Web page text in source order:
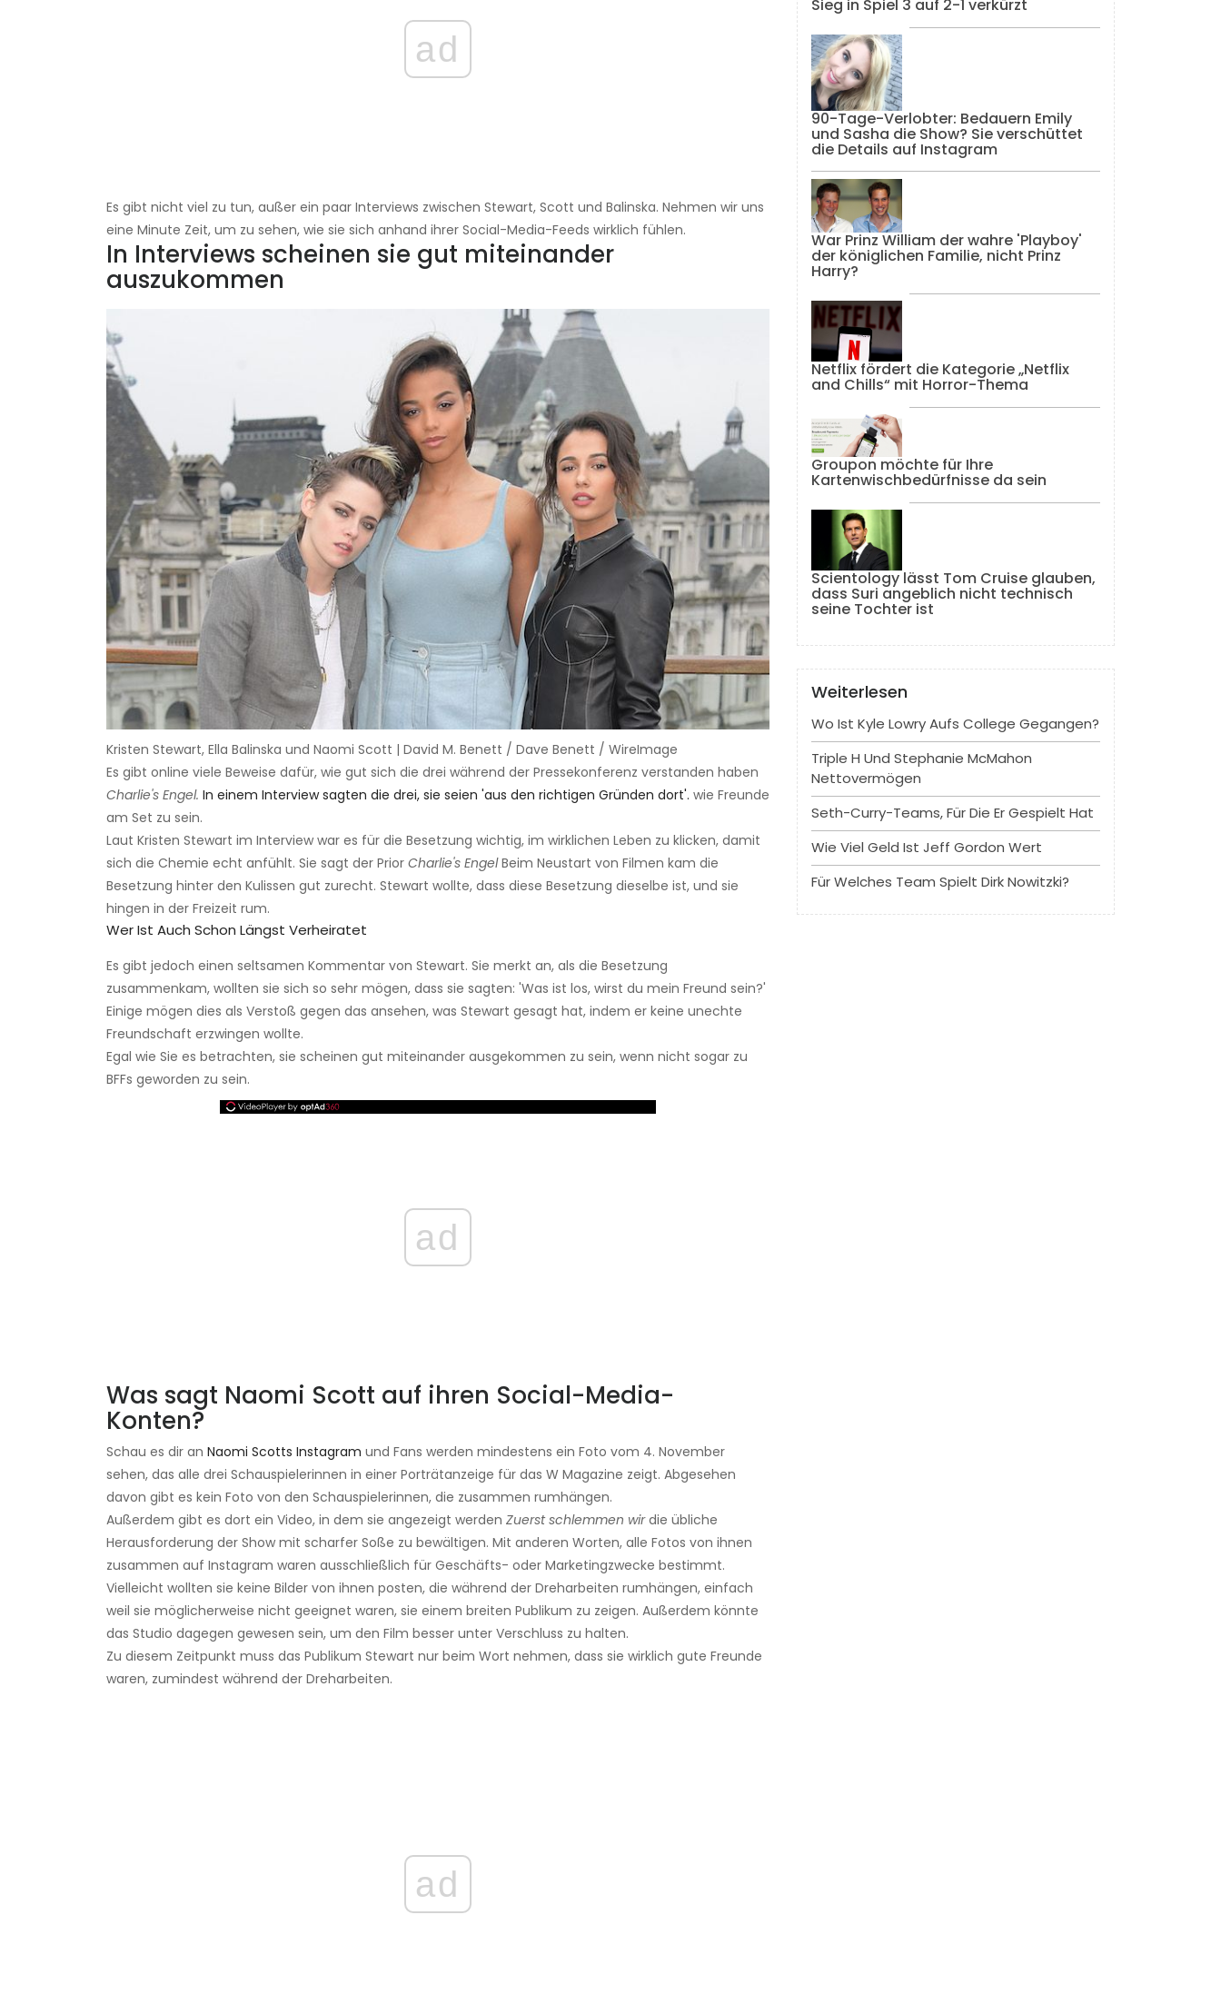
ad
Es gibt nicht viel zu tun, außer ein paar Interviews zwischen Stewart, Scott und Balinska. Nehmen wir uns
eine Minute Zeit, um zu sehen, wie sie sich anhand ihrer Social-Media-Feeds wirklich fühlen.
In Interviews scheinen sie gut miteinander
auszukommen
Kristen Stewart, Ella Balinska und Naomi Scott | David M. Benett / Dave Benett / WireImage
Es gibt online viele Beweise dafür, wie gut sich die drei während der Pressekonferenz verstanden haben
Charlie's Engel. In einem Interview sagten die drei, sie seien 'aus den richtigen Gründen dort'. wie Freunde
am Set zu sein.
Laut Kristen Stewart im Interview war es für die Besetzung wichtig, im wirklichen Leben zu klicken, damit
sich die Chemie echt anfühlt. Sie sagt der Prior Charlie's EngelBeim Neustart von Filmen kam die
Besetzung hinter den Kulissen gut zurecht. Stewart wollte, dass diese Besetzung dieselbe ist, und sie
hingen in der Freizeit rum.
Wer Ist Auch Schon Längst Verheiratet
Es gibt jedoch einen seltsamen Kommentar von Stewart. Sie merkt an, als die Besetzung
zusammenkam, wollten sie sich so sehr mögen, dass sie sagten: 'Was ist los, wirst du mein Freund sein?'
Einige mögen dies als Verstoß gegen das ansehen, was Stewart gesagt hat, indem er keine unechte
Freundschaft erzwingen wollte.
Egal wie Sie es betrachten, sie scheinen gut miteinander ausgekommen zu sein, wenn nicht sogar zu
BFFs geworden zu sein.
ad
Was sagt Naomi Scott auf ihren Social-Media-
Konten?
Schau es dir an Naomi Scotts Instagram und Fans werden mindestens ein Foto vom 4. November
sehen, das alle drei Schauspielerinnen in einer Porträtanzeige für das W Magazine zeigt. Abgesehen
davon gibt es kein Foto von den Schauspielerinnen, die zusammen rumhängen.
Außerdem gibt es dort ein Video, in dem sie angezeigt werden Zuerst schlemmen wirdie übliche
Herausforderung der Show mit scharfer Soße zu bewältigen. Mit anderen Worten, alle Fotos von ihnen
zusammen auf Instagram waren ausschließlich für Geschäfts- oder Marketingzwecke bestimmt.
Vielleicht wollten sie keine Bilder von ihnen posten, die während der Dreharbeiten rumhängen, einfach
weil sie möglicherweise nicht geeignet waren, sie einem breiten Publikum zu zeigen. Außerdem könnte
das Studio dagegen gewesen sein, um den Film besser unter Verschluss zu halten.
Zu diesem Zeitpunkt muss das Publikum Stewart nur beim Wort nehmen, dass sie wirklich gute Freunde
waren, zumindest während der Dreharbeiten.
ad
Sieg in Spiel 3 auf 2-1 verkürzt
90-Tage-Verlobter: Bedauern Emily
und Sasha die Show? Sie verschüttet
die Details auf Instagram
War Prinz William der wahre 'Playboy'
der königlichen Familie, nicht Prinz
Harry?
Netflix fördert die Kategorie „Netflix
and Chills“ mit Horror-Thema
Groupon möchte für Ihre
Kartenwischbedürfnisse da sein
Scientology lässt Tom Cruise glauben,
dass Suri angeblich nicht technisch
seine Tochter ist
Weiterlesen
Wo Ist Kyle Lowry Aufs College Gegangen?
Triple H Und Stephanie McMahon
Nettovermögen
Seth-Curry-Teams, Für Die Er Gespielt Hat
Wie Viel Geld Ist Jeff Gordon Wert
Für Welches Team Spielt Dirk Nowitzki?